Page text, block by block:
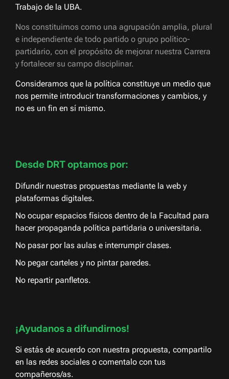
Trabajo de la UBA.
Nos constituimos como una agrupación amplia, plural
e independiente de todo partido o grupo político-
partidario, con el propósito de mejorar nuestra Carrera
y fortalecer su campo disciplinar.
Consideramos que la política constituye un medio que
nos permite introducir transformaciones y cambios, y
no es un fin en sí mismo.
Desde DRT optamos por:
Difundir nuestras propuestas mediante la web y
plataformas digitales.
No ocupar espacios físicos dentro de la Facultad para
hacer propaganda política partidaria o universitaria.
No pasar por las aulas e interrumpir clases.
No pegar carteles y no pintar paredes.
No repartir panfletos.
¡Ayudanos a difundirnos!
Si estás de acuerdo con nuestra propuesta, compartilo
en las redes sociales o comentalo con tus
compañeros/as.